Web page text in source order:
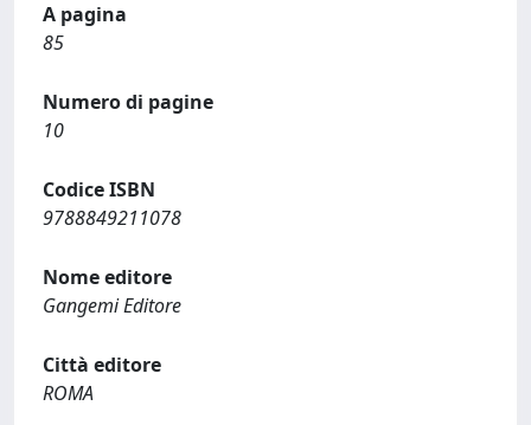
A pagina
85
Numero di pagine
10
Codice ISBN
9788849211078
Nome editore
Gangemi Editore
Città editore
ROMA